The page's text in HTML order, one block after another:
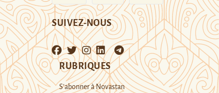
SUIVEZ-NOUS
RUBRIQUES
S’abonner à Novastan